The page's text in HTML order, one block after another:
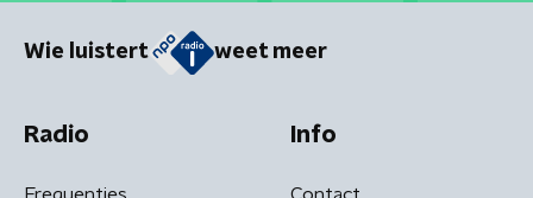
Wie luistert weet meer
Radio
Frequenties
Info
Contact